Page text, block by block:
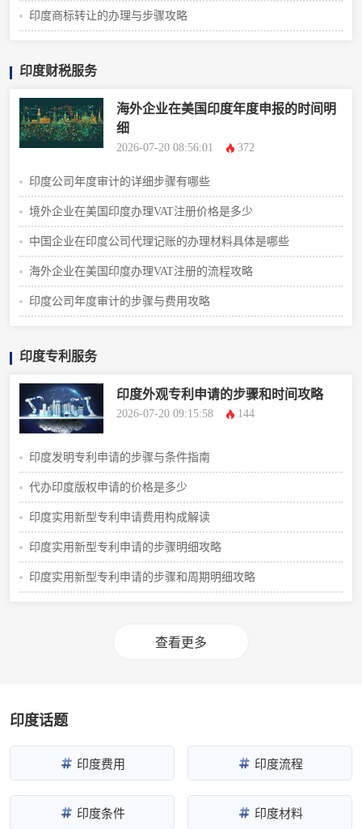
印度商标转让的办理与步骤攻略
印度财税服务
海外企业在美国印度年度申报的时间明
细
2026-07-20 08:56:01 372
印度公司年度审计的详细步骤有哪些
境外企业在美国印度办理VAT注册价格是多少
中国企业在印度公司代理记账的办理材料具体是哪些
海外企业在美国印度办理VAT注册的流程攻略
印度公司年度审计的步骤与费用攻略
印度专利服务
印度外观专利申请的步骤和时间攻略
2026-07-20 09:15:58 144
印度发明专利申请的步骤与条件指南
代办印度版权申请的价格是多少
印度实用新型专利申请费用构成解读
印度实用新型专利申请的步骤明细攻略
印度实用新型专利申请的步骤和周期明细攻略
查看更多
印度话题
印度费用 印度流程
印度条件 印度材料